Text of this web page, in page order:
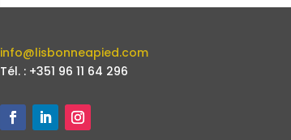
info@lisbonneapied.com
Tél. : +351 96 11 64 296